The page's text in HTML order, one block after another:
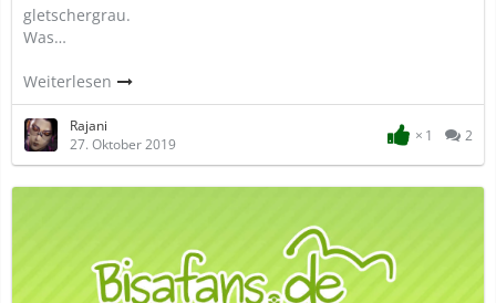
gletschergrau.
Was…
Weiterlesen
Rajani
27. Oktober 2019
1 2